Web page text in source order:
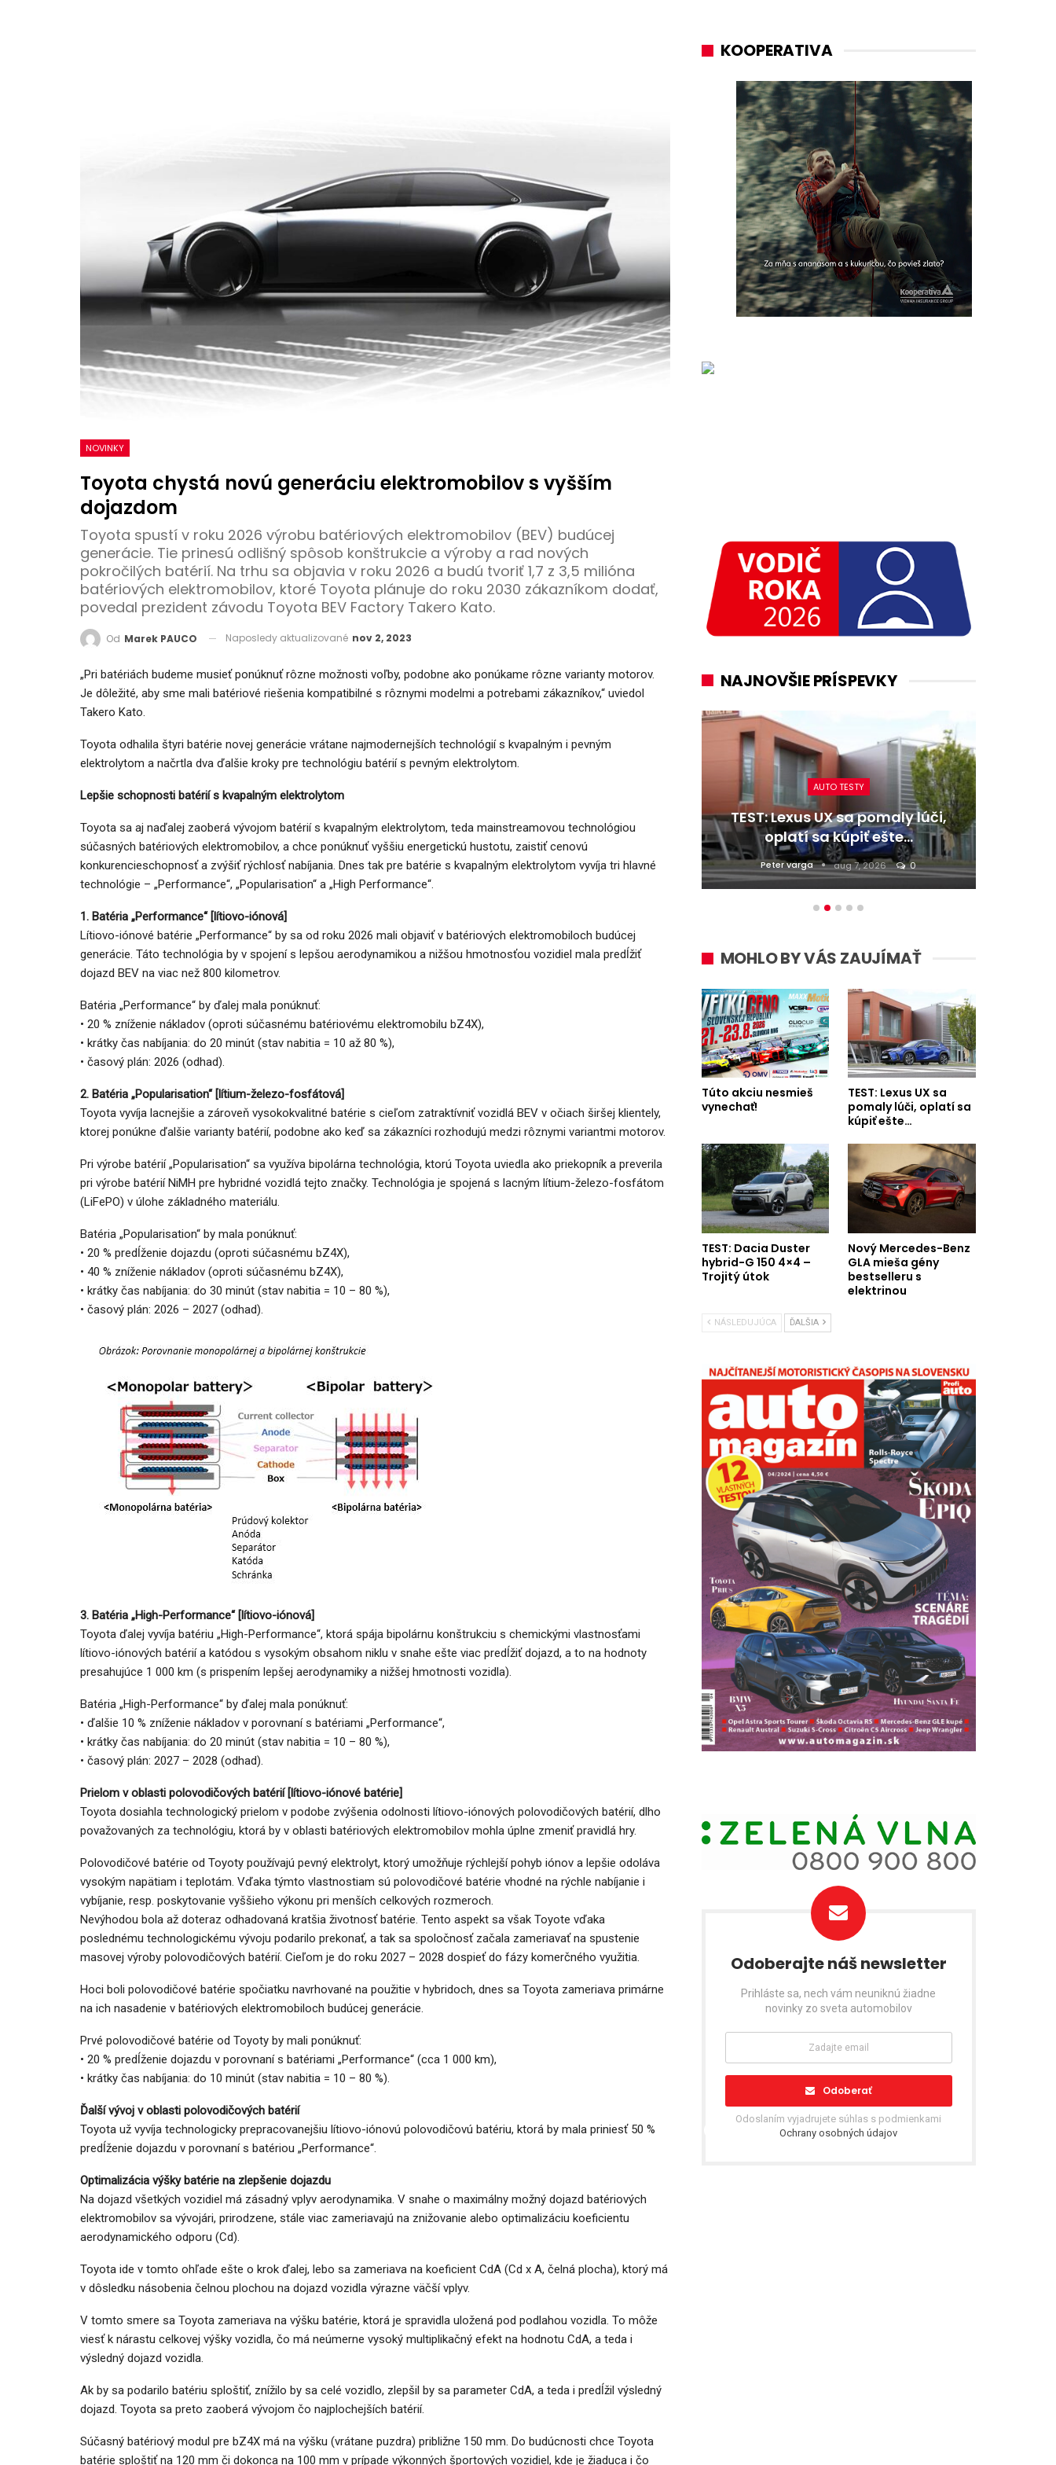
NOVINKY
Toyota chystá novú generáciu elektromobilov s vyšším
dojazdom
Toyota spustí v roku 2026 výrobu batériových elektromobilov (BEV) budúcej
generácie. Tie prinesú odlišný spôsob konštrukcie a výroby a rad nových
pokročilých batérií. Na trhu sa objavia v roku 2026 a budú tvoriť 1,7 z 3,5 milióna
batériových elektromobilov, ktoré Toyota plánuje do roku 2030 zákazníkom dodať,
povedal prezident závodu Toyota BEV Factory Takero Kato.
Od Marek PAUCO Naposledy aktualizované nov 2, 2023
„Pri batériách budeme musieť ponúknuť rôzne možnosti voľby, podobne ako ponúkame rôzne varianty motorov.
Je dôležité, aby sme mali batériové riešenia kompatibilné s rôznymi modelmi a potrebami zákazníkov,“ uviedol
Takero Kato.
Toyota odhalila štyri batérie novej generácie vrátane najmodernejších technológií s kvapalným i pevným
elektrolytom a načrtla dva ďalšie kroky pre technológiu batérií s pevným elektrolytom.
Lepšie schopnosti batérií s kvapalným elektrolytom
Toyota sa aj naďalej zaoberá vývojom batérií s kvapalným elektrolytom, teda mainstreamovou technológiou
súčasných batériových elektromobilov, a chce ponúknuť vyššiu energetickú hustotu, zaistiť cenovú
konkurencieschopnosť a zvýšiť rýchlosť nabíjania. Dnes tak pre batérie s kvapalným elektrolytom vyvíja tri hlavné
technológie – „Performance“, „Popularisation“ a „High Performance“.
1. Batéria „Performance“ [lítiovo-iónová]
Lítiovo-iónové batérie „Performance“ by sa od roku 2026 mali objaviť v batériových elektromobiloch budúcej
generácie. Táto technológia by v spojení s lepšou aerodynamikou a nižšou hmotnosťou vozidiel mala predĺžiť
dojazd BEV na viac než 800 kilometrov.
Batéria „Performance“ by ďalej mala ponúknuť:
• 20 % zníženie nákladov (oproti súčasnému batériovému elektromobilu bZ4X),
• krátky čas nabíjania: do 20 minút (stav nabitia = 10 až 80 %),
• časový plán: 2026 (odhad).
2. Batéria „Popularisation“ [lítium-železo-fosfátová]
Toyota vyvíja lacnejšie a zároveň vysokokvalitné batérie s cieľom zatraktívniť vozidlá BEV v očiach širšej klientely,
ktorej ponúkne ďalšie varianty batérií, podobne ako keď sa zákazníci rozhodujú medzi rôznymi variantmi motorov.
Pri výrobe batérií „Popularisation“ sa využíva bipolárna technológia, ktorú Toyota uviedla ako priekopník a preverila
pri výrobe batérií NiMH pre hybridné vozidlá tejto značky. Technológia je spojená s lacným lítium-železo-fosfátom
(LiFePO) v úlohe základného materiálu.
Batéria „Popularisation“ by mala ponúknuť:
• 20 % predĺženie dojazdu (oproti súčasnému bZ4X),
• 40 % zníženie nákladov (oproti súčasnému bZ4X),
• krátky čas nabíjania: do 30 minút (stav nabitia = 10 – 80 %),
• časový plán: 2026 – 2027 (odhad).
3. Batéria „High-Performance“ [lítiovo-iónová]
Toyota ďalej vyvíja batériu „High-Performance“, ktorá spája bipolárnu konštrukciu s chemickými vlastnosťami
lítiovo-iónových batérií a katódou s vysokým obsahom niklu v snahe ešte viac predĺžiť dojazd, a to na hodnoty
presahujúce 1 000 km (s prispením lepšej aerodynamiky a nižšej hmotnosti vozidla).
Batéria „High-Performance“ by ďalej mala ponúknuť:
• ďalšie 10 % zníženie nákladov v porovnaní s batériami „Performance“,
• krátky čas nabíjania: do 20 minút (stav nabitia = 10 – 80 %),
• časový plán: 2027 – 2028 (odhad).
Prielom v oblasti polovodičových batérií [lítiovo-iónové batérie]
Toyota dosiahla technologický prielom v podobe zvýšenia odolnosti lítiovo-iónových polovodičových batérií, dlho
považovaných za technológiu, ktorá by v oblasti batériových elektromobilov mohla úplne zmeniť pravidlá hry.
Polovodičové batérie od Toyoty používajú pevný elektrolyt, ktorý umožňuje rýchlejší pohyb iónov a lepšie odoláva
vysokým napätiam i teplotám. Vďaka týmto vlastnostiam sú polovodičové batérie vhodné na rýchle nabíjanie i
vybíjanie, resp. poskytovanie vyššieho výkonu pri menších celkových rozmeroch.
Nevýhodou bola až doteraz odhadovaná kratšia životnosť batérie. Tento aspekt sa však Toyote vďaka
poslednému technologickému vývoju podarilo prekonať, a tak sa spoločnosť začala zameriavať na spustenie
masovej výroby polovodičových batérií. Cieľom je do roku 2027 – 2028 dospieť do fázy komerčného využitia.
Hoci boli polovodičové batérie spočiatku navrhované na použitie v hybridoch, dnes sa Toyota zameriava primárne
na ich nasadenie v batériových elektromobiloch budúcej generácie.
Prvé polovodičové batérie od Toyoty by mali ponúknuť:
• 20 % predĺženie dojazdu v porovnaní s batériami „Performance“ (cca 1 000 km),
• krátky čas nabíjania: do 10 minút (stav nabitia = 10 – 80 %).
Ďalší vývoj v oblasti polovodičových batérií
Toyota už vyvíja technologicky prepracovanejšiu lítiovo-iónovú polovodičovú batériu, ktorá by mala priniesť 50 %
predĺženie dojazdu v porovnaní s batériou „Performance“.
Optimalizácia výšky batérie na zlepšenie dojazdu
Na dojazd všetkých vozidiel má zásadný vplyv aerodynamika. V snahe o maximálny možný dojazd batériových
elektromobilov sa vývojári, prirodzene, stále viac zameriavajú na znižovanie alebo optimalizáciu koeficientu
aerodynamického odporu (Cd).
Toyota ide v tomto ohľade ešte o krok ďalej, lebo sa zameriava na koeficient CdA (Cd x A, čelná plocha), ktorý má
v dôsledku násobenia čelnou plochou na dojazd vozidla výrazne väčší vplyv.
V tomto smere sa Toyota zameriava na výšku batérie, ktorá je spravidla uložená pod podlahou vozidla. To môže
viesť k nárastu celkovej výšky vozidla, čo má neúmerne vysoký multiplikačný efekt na hodnotu CdA, a teda i
výsledný dojazd vozidla.
Ak by sa podarilo batériu sploštiť, znížilo by sa celé vozidlo, zlepšil by sa parameter CdA, a teda i predĺžil výsledný
dojazd. Toyota sa preto zaoberá vývojom čo najplochejších batérií.
Súčasný batériový modul pre bZ4X má na výšku (vrátane puzdra) približne 150 mm. Do budúcnosti chce Toyota
batérie sploštiť na 120 mm či dokonca na 100 mm v prípade výkonných športových vozidiel, kde je žiaduca i čo
KOOPERATIVA
NAJNOVŠIE PRÍSPEVKY
Nový Mercedes-Benz GLA mieša
gény bestselleru s elektrinou
Majo Bona júl 31, 2026 0
Túto akciu nesmieš vynechať!
Majo Bona aug 7, 2026 0
AUTO TESTY
TEST: Lexus UX sa pomaly lúči,
oplatí sa kúpiť ešte…
Peter varga aug 7, 2026 0
MOHLO BY VÁS ZAUJÍMAŤ
Túto akciu nesmieš
vynechať!
TEST: Lexus UX sa
pomaly lúči, oplatí sa
kúpiť ešte…
TEST: Dacia Duster
hybrid-G 150 4×4 –
Trojitý útok
Nový Mercedes-Benz
GLA mieša gény
bestselleru s
elektrinou
NÁSLEDUJÚCA ĎALŠIA
Odoberajte náš newsletter
Prihláste sa, nech vám neuniknú žiadne
novinky zo sveta automobilov
Odoberať
Odoslaním vyjadrujete súhlas s podmienkami
Ochrany osobných údajov